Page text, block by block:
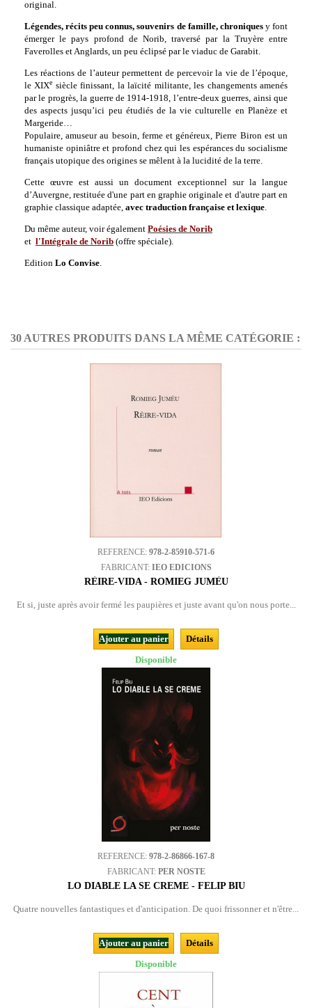
original.
Légendes, récits peu connus, souvenirs de famille, chroniquesy font
émerger le pays profond de Norib, traversé par la Truyère entre
Faverolles et Anglards, un peu éclipsé par le viaduc de Garabit.
Les réactions de l’auteur permettent de percevoir la vie de l’époque,
le XIXe siècle finissant, la laïcité militante, les changements amenés
par le progrès, la guerre de 1914-1918, l’entre-deux guerres, ainsi que
des aspects jusqu’ici peu étudiés de la vie culturelle en Planèze et
Margeride…
Populaire, amuseur au besoin, ferme et généreux, Pierre Biron est un
humaniste opiniâtre et profond chez qui les espérances du socialisme
français utopique des origines se mêlent à la lucidité de la terre.
Cette œuvre est aussi un document exceptionnel sur la langue
d’Auvergne, restituée d'une part en graphie originale et d'autre part en
graphie classique adaptée, avec traduction française et lexique.
Du même auteur, voir également Poésies de Norib
et l'Intégrale de Norib (offre spéciale).
Edition Lo Convise.
30 AUTRES PRODUITS DANS LA MÊME CATÉGORIE :
REFERENCE: 978-2-85910-571-6
FABRICANT: IEO EDICIONS
RÈIRE-VIDA - ROMIEG JUMÈU
Et si, juste après avoir fermé les paupières et juste avant qu'on nous porte...
Ajouter au panier
Détails
Disponible
REFERENCE: 978-2-86866-167-8
FABRICANT: PER NOSTE
LO DIABLE LA SE CREME - FELIP BIU
Quatre nouvelles fantastiques et d'anticipation. De quoi frissonner et n'être...
Ajouter au panier
Détails
Disponible